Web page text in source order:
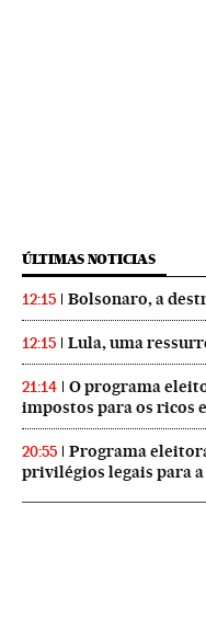
ÚLTIMAS NOTICIAS
12:15 Bolsonaro, a
12:15 Lula, uma
21:14
O programa
impostos para os ricos
20:55
Programa
privilégios legais para